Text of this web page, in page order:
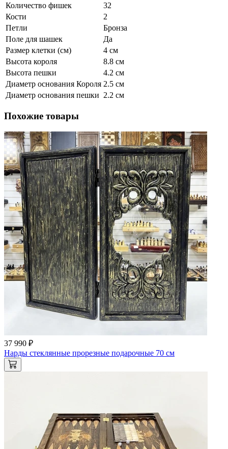
Количество фишек
32
Кости
2
Петли
Бронза
Поле для шашек
Да
Размер клетки (см)
4 см
Высота короля
8.8 см
Высота пешки
4.2 см
Диаметр основания Короля 2.5 см
Диаметр основания пешки 2.2 см
Похожие товары
37 990 ₽
Нарды стеклянные прорезные подарочные 70 см